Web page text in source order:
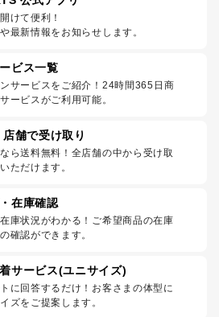
けて便利！
最新情報をお知らせします。
ビス一覧
サービスをご紹介！24時間365日商
ービスがご利用可能。
舗で受け取り
ら送料無料！全店舗の中から受け取
ただけます。
在庫確認
庫状況がわかる！ご希望商品の在庫
確認ができます。
サービス(ユニサイズ)
に回答するだけ！お客さまの体型に
ズをご提案します。